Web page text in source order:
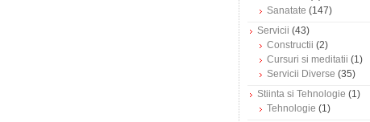
Sanatate (147)
Servicii (43)
Constructii (2)
Cursuri si meditatii (1)
Servicii Diverse (35)
Stiinta si Tehnologie (1)
Tehnologie (1)